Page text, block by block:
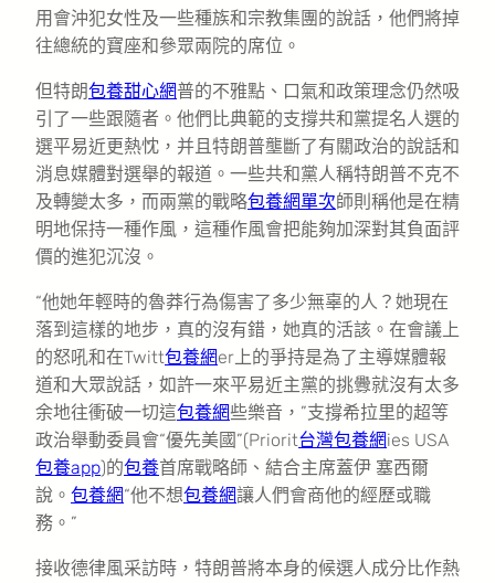
用會沖犯女性及一些種族和宗教集團的說話，他們將掉
往總統的寶座和參眾兩院的席位。
但特朗包養甜心網普的不雅點、口氣和政策理念仍然吸
引了一些跟隨者。他們比典範的支撐共和黨提名人選的
選平易近更熱忱，并且特朗普壟斷了有關政治的說話和
消息媒體對選舉的報道。一些共和黨人稱特朗普不克不
及轉變太多，而兩黨的戰略包養網單次師則稱他是在精
明地保持一種作風，這種作風會把能夠加深對其負面評
價的進犯沉沒。
“他她年輕時的魯莽行為傷害了多少無辜的人？她現在
落到這樣的地步，真的沒有錯，她真的活該。在會議上
的怒吼和在Twitt包養網er上的爭持是為了主導媒體報
道和大眾說話，如許一來平易近主黨的挑釁就沒有太多
余地往衝破一切這包養網些樂音，”支撐希拉里的超等
政治舉動委員會“優先美國”(Priorit台灣包養網ies USA
包養app)的包養首席戰略師、結合主席蓋伊 塞西爾
說。 包養網“他不想包養網讓人們會商他的經歷或職
務。”
接收德律風采訪時，特朗普將本身的候選人成分比作熱